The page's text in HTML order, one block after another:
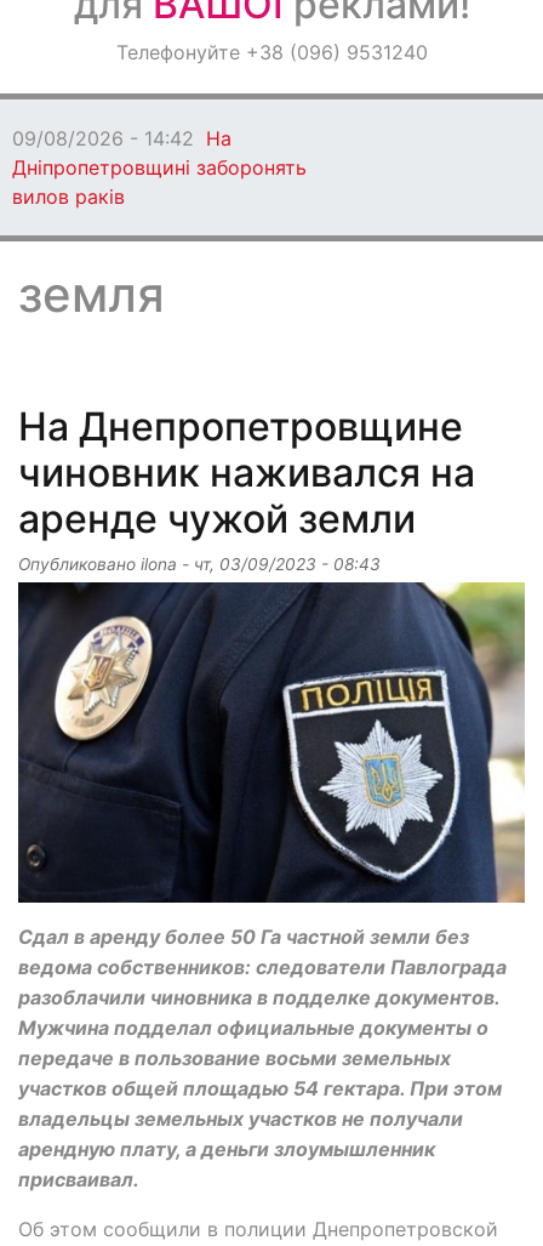
ОголошенняТелефонуйте +38 (096) 9531240
09/08/2026 - 13:06
Кам'янське втратило
захисника
земля
На Днепропетровщине
чиновник наживался на
аренде чужой земли
Опубликовано ilona - чт, 03/09/2023 - 08:43
Сдал в аренду более 50 Га частной земли без
ведома собственников: следователи Павлограда
разоблачили чиновника в подделке документов.
Мужчина подделал официальные документы о
передаче в пользование восьми земельных
участков общей площадью 54 гектара. При этом
владельцы земельных участков не получали
арендную плату, а деньги злоумышленник
присваивал.
Об этом сообщили в полиции Днепропетровской